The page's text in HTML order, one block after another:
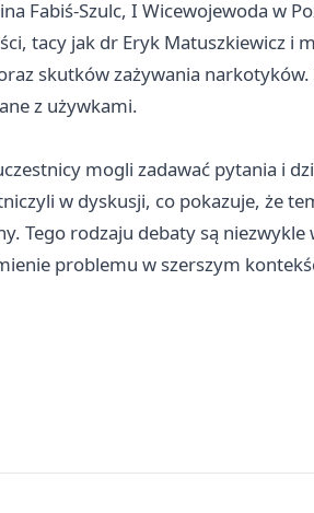
Fabiś-Szulc, I Wicewojewoda w
tacy jak dr Eryk Matuszkiewicz i
skutków zażywania narkotyków.
z używkami.
mogli zadawać pytania i
w dyskusji, co pokazuje, że
Tego rodzaju debaty są niezwykle
problemu w szerszym